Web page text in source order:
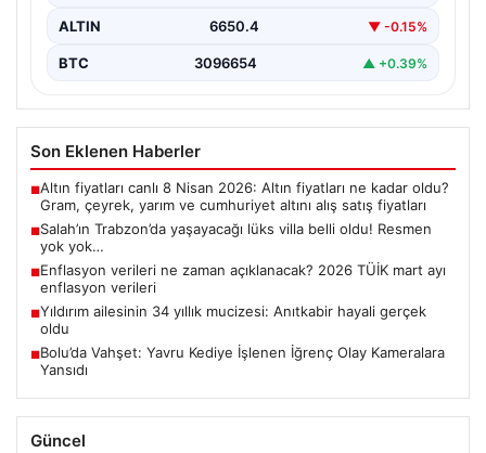
ALTIN 6650.4 ▼ -0.15%
BTC 3096654 ▲ +0.39%
Son Eklenen Haberler
■Altın fiyatları canlı 8 Nisan 2026: Altın fiyatları ne kadar oldu?
Gram, çeyrek, yarım ve cumhuriyet altını alış satış fiyatları
■Salah’ın Trabzon’da yaşayacağı lüks villa belli oldu! Resmen
yok yok…
■Enflasyon verileri ne zaman açıklanacak? 2026 TÜİK mart ayı
enflasyon verileri
■Yıldırım ailesinin 34 yıllık mucizesi: Anıtkabir hayali gerçek
oldu
■Bolu’da Vahşet: Yavru Kediye İşlenen İğrenç Olay Kameralara
Yansıdı
Güncel